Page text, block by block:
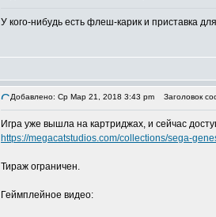
У кого-нибудь есть флеш-карик и приставка
Добавлено: Ср Мар 21, 2018 3:43 pm Заголовок
Игра уже вышла на картриджах, и сейчас
https://megacatstudios.com/collections/sega-
Тираж ограничен.
Геймплейное видео: